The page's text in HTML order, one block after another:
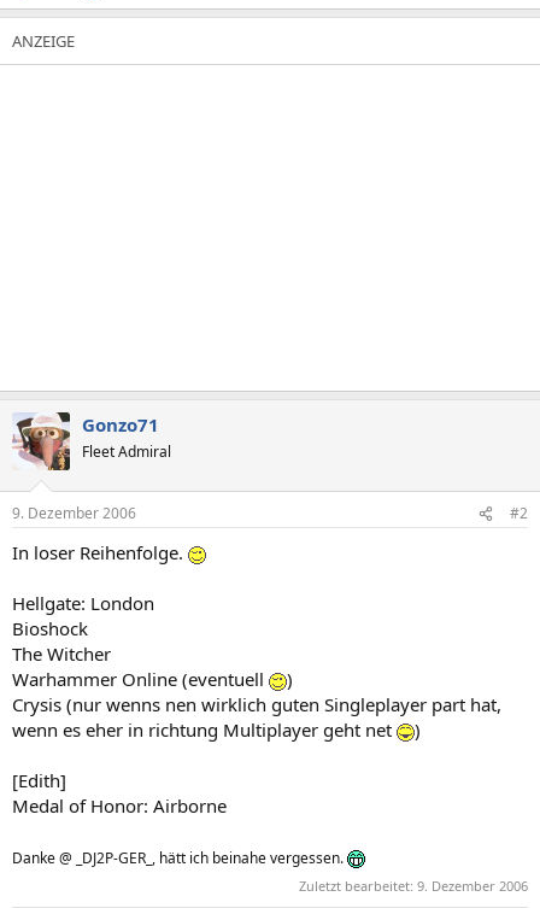
Gonzo71
Fleet Admiral
9. Dezember 2006 #2
In loser Reihenfolge.
Hellgate: London
Bioshock
The Witcher
Warhammer Online (eventuell
)
Crysis (nur wenns nen wirklich guten Singleplayer part hat,
wenn es eher in richtung Multiplayer geht net
)
[Edith]
Medal of Honor: Airborne
Danke @ _DJ2P-GER_, hätt ich beinahe vergessen.
Zuletzt bearbeitet: 9. Dezember 2006